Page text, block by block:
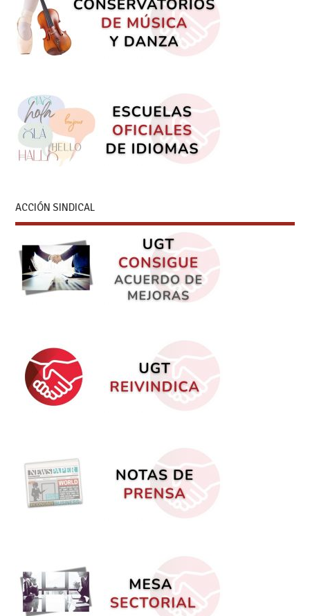
ACCIÓN SINDICAL